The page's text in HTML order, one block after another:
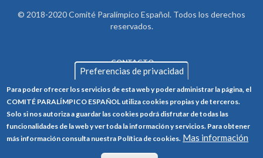
© 2018-2020 Comité Paralímpico Español. Todos los derechos
reservados.
FOOTER
CONTACTO
POLÍTICA DE PRIVACIDAD
POLÍTICA DE COOKIES
CANAL ÉTICO
TRABAJA CON NOSOTROS
Preferencias de privacidad
Para poder ofrecer los servicios de esta web y poder administrar la página, el
COMITÉ PARALÍMPICO ESPAÑOL utiliza cookies propias y de terceros.
Solo si nos autoriza a guardar las cookies podrá disfrutar de todas las
funcionalidades de la web y ver toda la información y servicios. Para obtener
más información consulta nuestra Política de cookies. Mas información